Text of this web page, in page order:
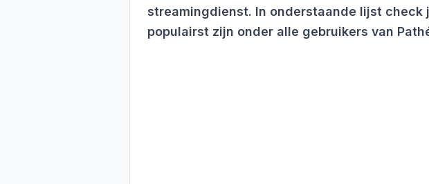
streamingdienst. In onderstaande lijst check
populairst zijn onder alle gebruikers van